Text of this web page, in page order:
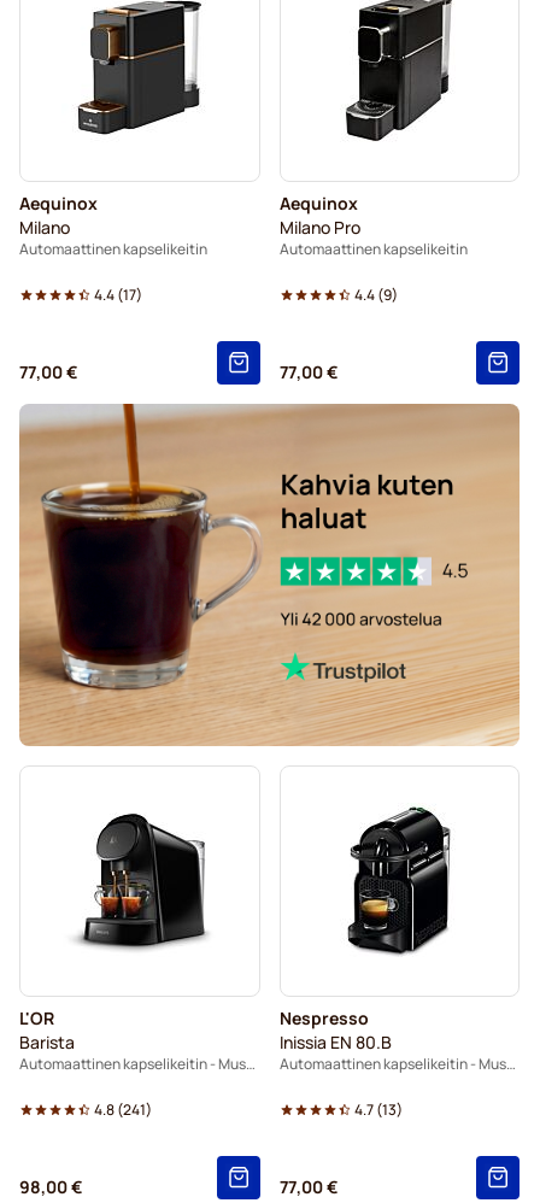
Aequinox
Milano
Automaattinen kapselikeitin
4.4(17)
77,00 €
Aequinox
Milano Pro
Automaattinen kapselikeitin
4.4(9)
77,00 €
L'OR
Barista
Automaattinen kapselikeitin - Musta
4.8(241)
98,00 €
Nespresso
Inissia EN 80.B
Automaattinen kapselikeitin - Musta
4.7(13)
77,00 €